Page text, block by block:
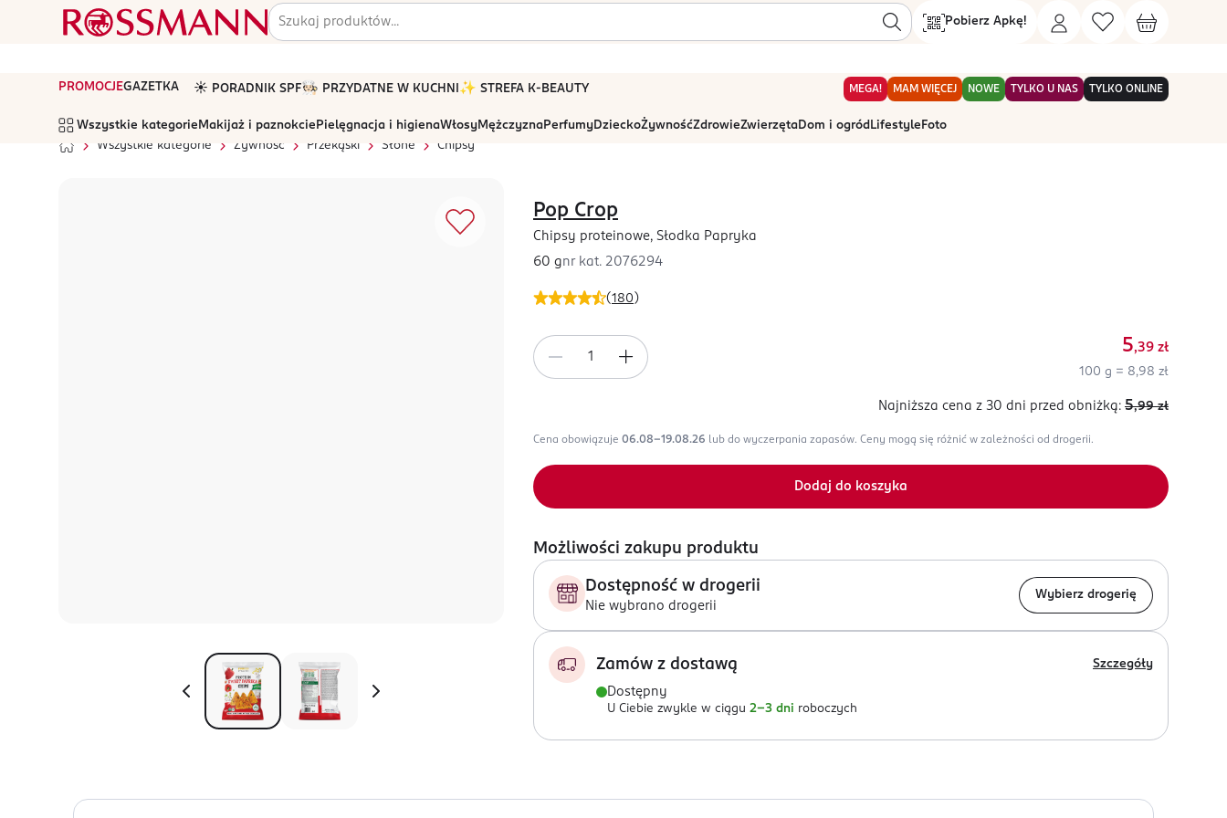
Pobierz Apkę!
PROMOCJEGAZETKA ☀️ PORADNIK SPF🧑🏻‍🍳 PRZYDATNE W KUCHNI ✨ STREFA K-BEAUTY MEGA! MAM WIĘCEJ NOWE TYLKO U NAS TYLKO ONLINE
Wszystkie kategorie Makijaż i paznokcie Pielęgnacja i higienaWłosyMężczyznaPerfumyDzieckoŻywnośćZdrowieZwierzętaDom i ogród Lifestyle Foto
Wszystkie kategorie
Żywność Przekąski Słone Chipsy
(180 )
Pop Crop
Chipsy proteinowe, Słodka Papryka
60 gnr kat. 2076294
5,39 zł
100 g = 8,98 zł
Najniższa cena z 30 dni przed obniżką: 5,99 zł
Cena obowiązuje 06.08-19.08.26 lub do wyczerpania zapasów. Ceny mogą się różnić w zależności od drogerii.
Dodaj do koszyka
Możliwości zakupu produktu
Dostępność w drogerii
Nie wybrano drogerii
Wybierz drogerię
Zamów z dostawą Szczegóły
Dostępny
U Ciebie zwykle w ciągu 2-3 dni roboczych